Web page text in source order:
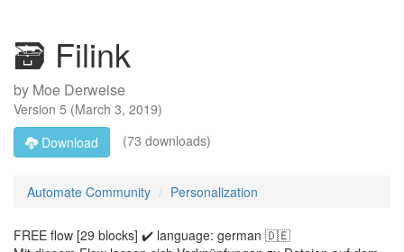
🗃️ Filink
by Moe Derweise
Version 5 (March 3, 2019)
Download
(73 downloads)
Automate Community Personalization
FREE flow [29 blocks] ✔️ language: german 🇩🇪